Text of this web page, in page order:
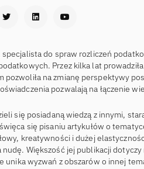
specjalista do spraw rozliczeń
Przez kilka lat
pozwoliła na zmianę perspektywy
pozwalają na łączenie
się posiadaną wiedzą z innymi,
się pisaniu artykułów o
kreatywności i dużej
nudę. Większość jej publikacji
unika wyzwań z obszarów o innej